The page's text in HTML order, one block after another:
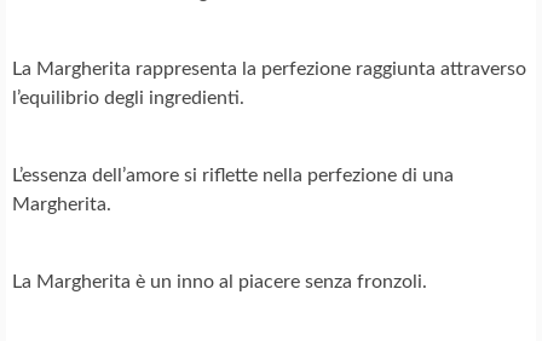
La Margherita rappresenta la perfezione raggiunta attraverso
l’equilibrio degli ingredienti.
L’essenza dell’amore si riflette nella perfezione di una
Margherita.
La Margherita è un inno al piacere senza fronzoli.